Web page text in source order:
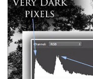
程
资
源
登录